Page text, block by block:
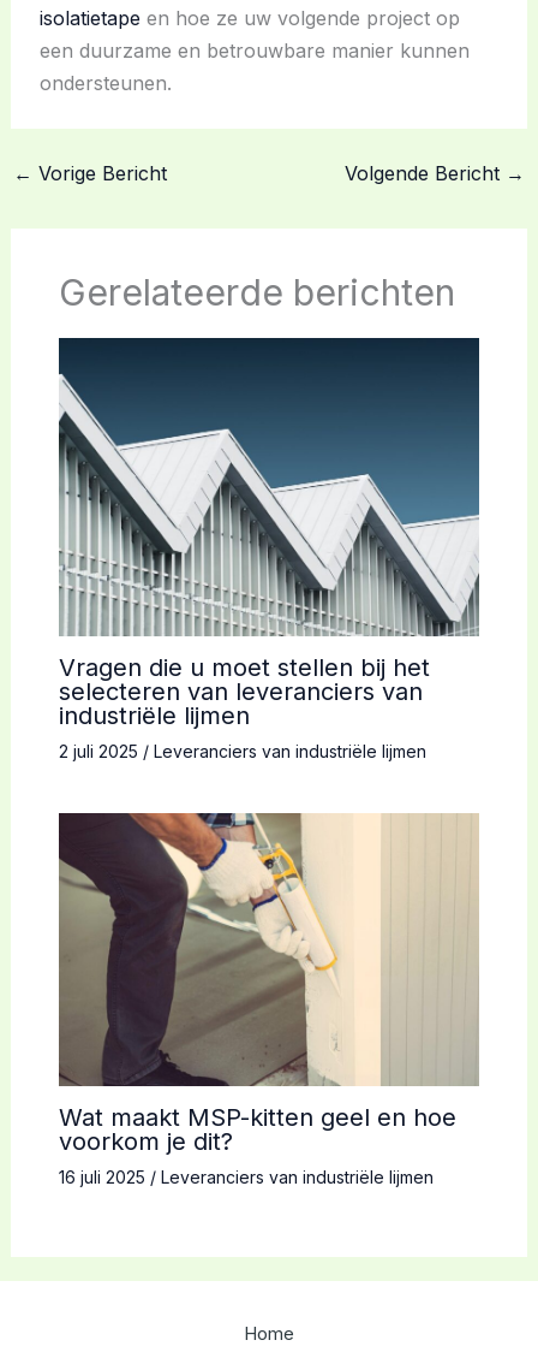
isolatietape en hoe ze uw volgende project op
een duurzame en betrouwbare manier kunnen
ondersteunen.
← Vorige Bericht Volgende Bericht →
Gerelateerde berichten
Vragen die u moet stellen bij het
selecteren van leveranciers van
industriële lijmen
2 juli 2025 / Leveranciers van industriële lijmen
Wat maakt MSP-kitten geel en hoe
voorkom je dit?
16 juli 2025 / Leveranciers van industriële lijmen
Home